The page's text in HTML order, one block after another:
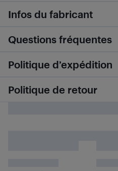
Infos du fabricant
Questions fréquentes
Politique d’expédition
Politique de retour